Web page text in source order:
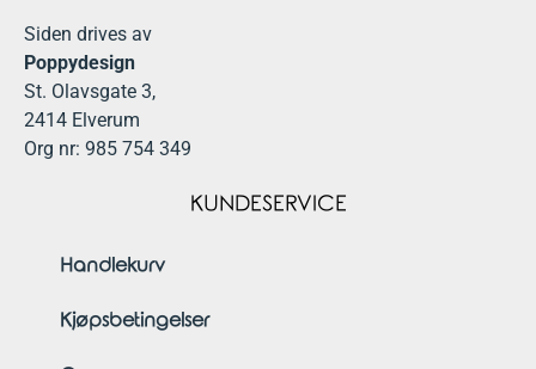
Siden drives av
Poppydesign
St. Olavsgate 3,
2414 Elverum
Org nr: 985 754 349
KUNDESERVICE
Handlekurv
Kjøpsbetingelser